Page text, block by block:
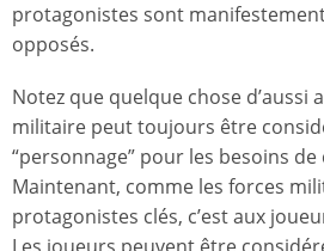
protagonistes sont
opposés.
Notez que quelque chose d’aussi
militaire peut toujours être
“personnage” pour les besoins
Maintenant, comme les forces
protagonistes clés, c’est aux